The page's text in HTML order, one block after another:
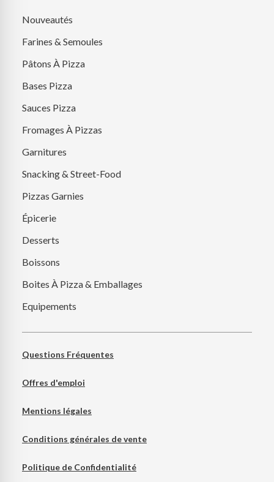
Nouveautés
Farines & Semoules
Pâtons À Pizza
Bases Pizza
Sauces Pizza
Fromages À Pizzas
Garnitures
Snacking & Street-Food
Pizzas Garnies
Épicerie
Desserts
Boissons
Boites À Pizza & Emballages
Equipements
Questions Fréquentes
Offres d'emploi
Mentions légales
Conditions générales de vente
Politique de Confidentialité